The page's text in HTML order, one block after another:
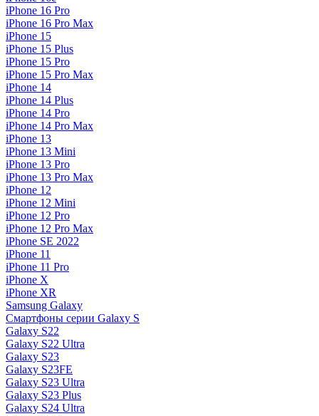
iPhone 16 Pro
iPhone 16 Pro Max
iPhone 15
iPhone 15 Plus
iPhone 15 Pro
iPhone 15 Pro Max
iPhone 14
iPhone 14 Plus
iPhone 14 Pro
iPhone 14 Pro Max
iPhone 13
iPhone 13 Mini
iPhone 13 Pro
iPhone 13 Pro Max
iPhone 12
iPhone 12 Mini
iPhone 12 Pro
iPhone 12 Pro Max
iPhone SE 2022
iPhone 11
iPhone 11 Pro
iPhone X
iPhone XR
Samsung Galaxy
Смартфоны серии Galaxy S
Galaxy S22
Galaxy S22 Ultra
Galaxy S23
Galaxy S23FE
Galaxy S23 Ultra
Galaxy S23 Plus
Galaxy S24 Ultra